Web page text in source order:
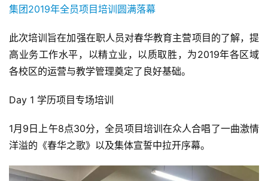
此次培训旨在加强在职人员对春华教育主营项目的了解，提
高业务工作水平，以精立业，以质取胜，为2019年各区域
各校区的运营与教学管理奠定了良好基础。
Day 1 学历项目专场培训
1月9日上午8点30分，全员项目培训在众人合唱了一曲激情
洋溢的《春华之歌》以及集体宣誓中拉开序幕。